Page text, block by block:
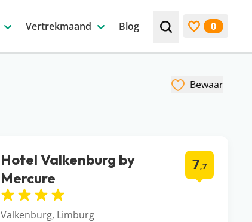
Vertrekmaand Blog Zoek bijv. een
0
Bewaar
Hotel Valkenburg by
Mercure
7,7
Valkenburg, Limburg